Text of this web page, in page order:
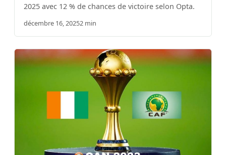
2025 avec 12 % de chances de victoire selon Opta.
décembre 16, 20252 min